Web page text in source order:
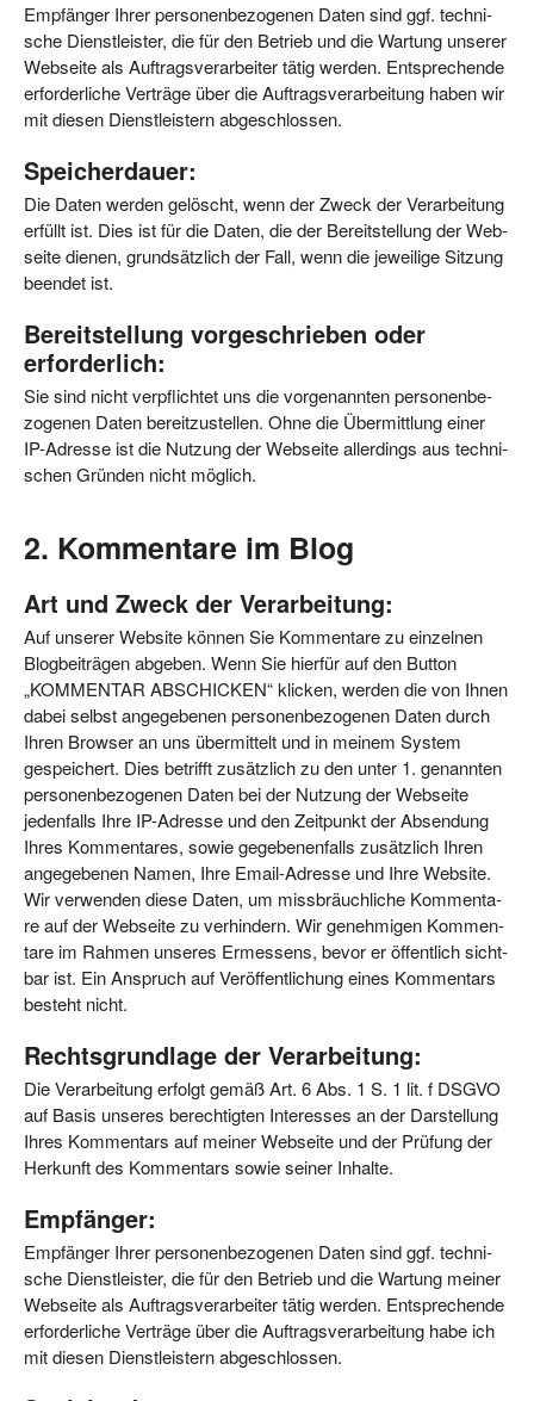
Emp­fän­ger Ihrer per­so­nen­be­zo­ge­nen Daten sind ggf. tech­ni­
sche Dienst­leis­ter, die für den Betrieb und die War­tung unse­rer
Web­sei­te als Auf­trags­ver­ar­bei­ter tätig wer­den. Ent­spre­chen­de
erfor­der­li­che Ver­trä­ge über die Auf­trags­ver­ar­bei­tung haben wir
mit die­sen Dienst­leis­tern abgeschlossen.
Speicherdauer:
Die Daten wer­den gelöscht, wenn der Zweck der Ver­ar­bei­tung
erfüllt ist. Dies ist für die Daten, die der Bereit­stel­lung der Web­
sei­te die­nen, grund­sätz­lich der Fall, wenn die jewei­li­ge Sit­zung
been­det ist.
Bereitstellung vorgeschrieben oder
erforderlich:
Sie sind nicht ver­pflich­tet uns die vor­ge­nann­ten per­so­nen­be­
zo­ge­nen Daten bereit­zu­stel­len. Ohne die Über­mitt­lung einer
IP-Adres­se ist die Nut­zung der Web­sei­te aller­dings aus tech­ni­
schen Grün­den nicht möglich.
2. Kommentare im Blog
Art und Zweck der Verarbeitung:
Auf unse­rer Web­site kön­nen Sie Kom­men­ta­re zu ein­zel­nen
Blog­bei­trä­gen abge­ben. Wenn Sie hier­für auf den But­ton
„KOM­MEN­TAR ABSCHI­CKEN“ kli­cken, wer­den die von Ihnen
dabei selbst ange­ge­be­nen per­so­nen­be­zo­ge­nen Daten durch
Ihren Brow­ser an uns über­mit­telt und in mei­nem Sys­tem
gespei­chert. Dies betrifft zusätz­lich zu den unter 1. genann­ten
per­so­nen­be­zo­ge­nen Daten bei der Nut­zung der Web­sei­te
jeden­falls Ihre IP-Adres­se und den Zeit­punkt der Absen­dung
Ihres Kom­men­ta­res, sowie gege­be­nen­falls zusätz­lich Ihren
ange­ge­be­nen Namen, Ihre Email-Adres­se und Ihre Web­site.
Wir ver­wen­den die­se Daten, um miss­bräuch­li­che Kom­men­ta­
re auf der Web­sei­te zu ver­hin­dern. Wir geneh­mi­gen Kom­men­
ta­re im Rah­men unse­res Ermes­sens, bevor er öffent­lich sicht­
bar ist. Ein Anspruch auf Ver­öf­fent­li­chung eines Kom­men­tars
besteht nicht.
Rechtsgrundlage der Verarbeitung:
Die Ver­ar­bei­tung erfolgt gemäß Art. 6 Abs. 1 S. 1 lit. f DSGVO
auf Basis unse­res berech­tig­ten Inter­es­ses an der Dar­stel­lung
Ihres Kom­men­tars auf mei­ner Web­sei­te und der Prü­fung der
Her­kunft des Kom­men­tars sowie sei­ner Inhalte.
Empfänger:
Emp­fän­ger Ihrer per­so­nen­be­zo­ge­nen Daten sind ggf. tech­ni­
sche Dienst­leis­ter, die für den Betrieb und die War­tung mei­ner
Web­sei­te als Auf­trags­ver­ar­bei­ter tätig wer­den. Ent­spre­chen­de
erfor­der­li­che Ver­trä­ge über die Auf­trags­ver­ar­bei­tung habe ich
mit die­sen Dienst­leis­tern abgeschlossen.